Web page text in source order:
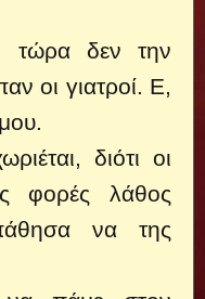
τώρα δεν την
οι γιατροί. Ε,
διότι οι
φορές λάθος
να της